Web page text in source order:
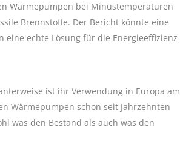
Wärmepumpen bei Minustemperaturen
Brennstoffe. Der Bericht könnte eine
echte Lösung für die Energieeffizienz
ist ihr Verwendung in Europa am
Wärmepumpen schon seit Jahrzehnten
was den Bestand als auch was den